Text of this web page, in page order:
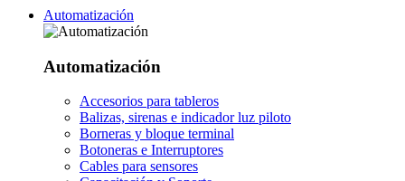
Automatización
Automatización
Accesorios para tableros
Balizas, sirenas e indicador luz piloto
Borneras y bloque terminal
Botoneras e Interruptores
Cables para sensores